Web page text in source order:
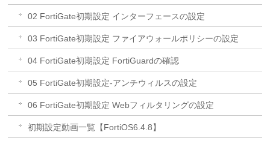
02 FortiGate初期設定 インターフェースの設定
03 FortiGate初期設定 ファイアウォールポリシーの設定
04 FortiGate初期設定 FortiGuardの確認
05 FortiGate初期設定-アンチウィルスの設定
06 FortiGate初期設定 Webフィルタリングの設定
初期設定動画一覧【FortiOS6.4.8】